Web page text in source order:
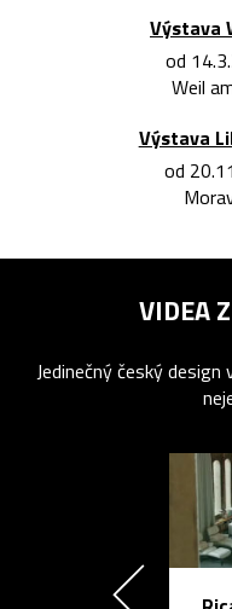
Výstava
od
Weil
Výstava
od
VIDEA Z
Jedinečný český